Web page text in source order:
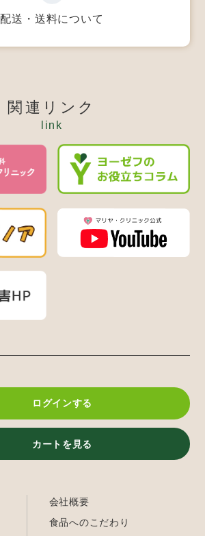
配送・送料について
関連リンク
link
ログインする
カートを見る
会社概要
食品へのこだわり